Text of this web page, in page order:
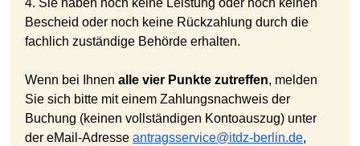
4. Sie haben noch keine Leistung oder noch keinen
Bescheid oder noch keine Rückzahlung durch die
fachlich zuständige Behörde erhalten.
Wenn bei Ihnen alle vier Punkte zutreffen, melden
Sie sich bitte mit einem Zahlungsnachweis der
Buchung (keinen vollständigen Kontoauszug) unter
der eMail-Adresse antragsservice@itdz-berlin.de,